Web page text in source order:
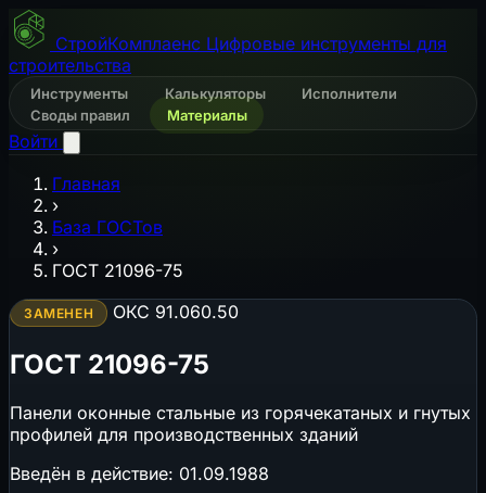
СтройКомплаенс Цифровые инструменты для
строительства
Инструменты Калькуляторы
Исполнители
Своды правил
Материалы
Войти
Главная
›
База ГОСТов
›
ГОСТ 21096-75
ЗАМЕНЕН ОКС 91.060.50
ГОСТ 21096-75
Панели оконные стальные из горячекатаных и гнутых
профилей для производственных зданий
Введён в действие: 01.09.1988